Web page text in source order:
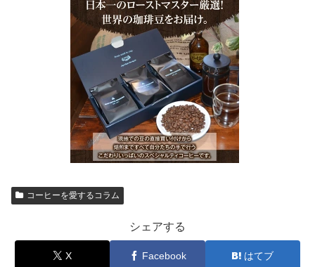
コーヒーを愛するコラム
シェアする
X Facebook はてブ